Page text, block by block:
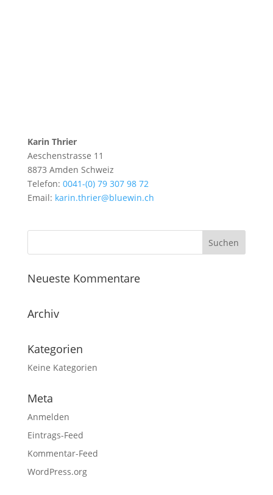
Karin Thrier
Aeschenstrasse 11
8873 Amden Schweiz
Telefon: 0041-(0) 79 307 98 72
Email: karin.thrier@bluewin.ch
Neueste Kommentare
Archiv
Kategorien
Keine Kategorien
Meta
Anmelden
Eintrags-Feed
Kommentar-Feed
WordPress.org